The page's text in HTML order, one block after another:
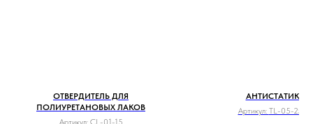
ОТВЕРДИТЕЛЬ ДЛЯ
ПОЛИУРЕТАНОВЫХ ЛАКОВ
Артикул: CL-01-15
АНТИСТАТИК
Артикул: TL-05-250